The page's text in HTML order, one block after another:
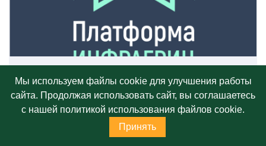
Международный экономический форум СНГ -
каковы прогнозы?
28 – 29 марта в Москве пройдет ежегодный
Международный экономический форум государств
Мы используем файлы cookie для улучшения работы
сайта. Продолжая использовать сайт, вы соглашаетесь
с нашей политикой использования файлов cookie.
Принять